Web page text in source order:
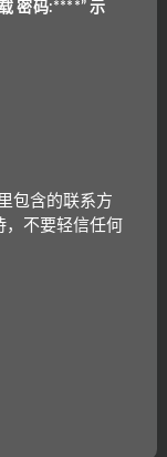
密码:****” 示
包含的联系方
不要轻信任何